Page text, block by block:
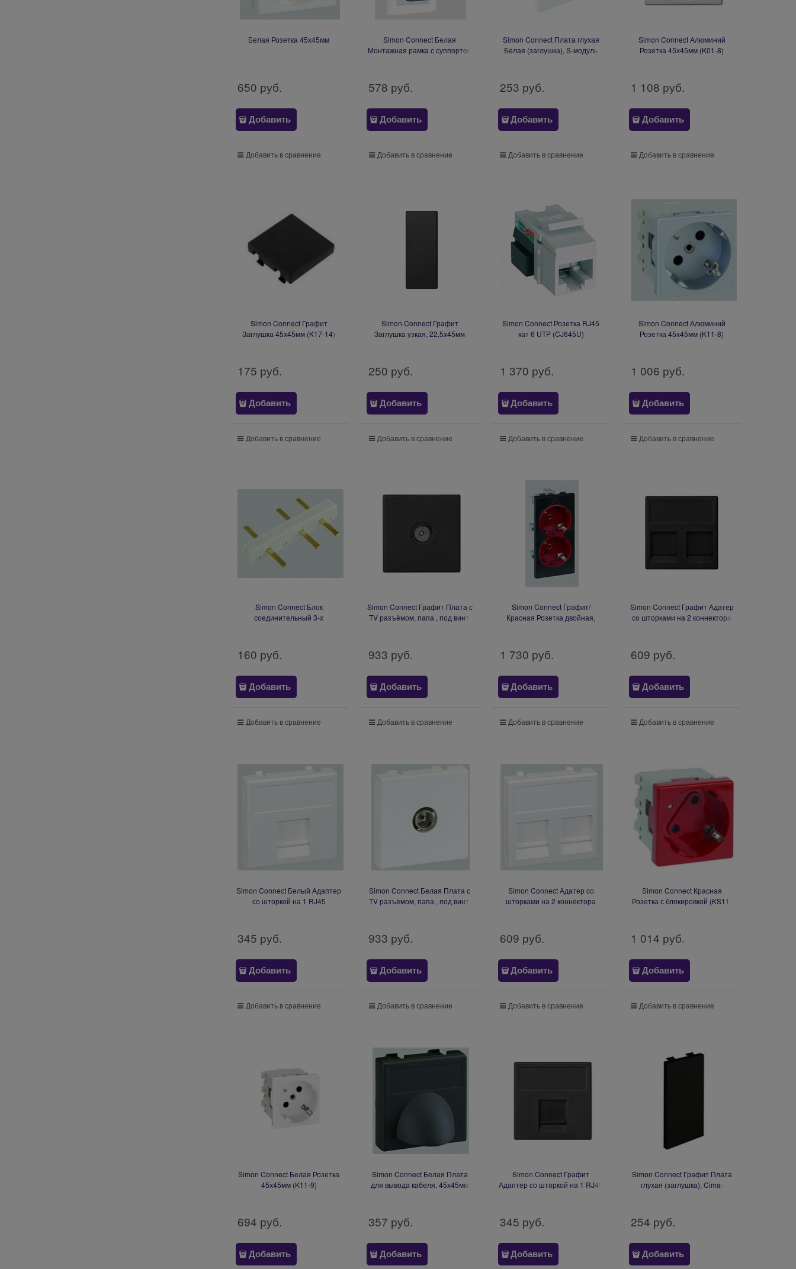
Белая Розетка 45х45мм
650 руб.
Добавить
Добавить в сравнение
Simon Connect Белая
Монтажная рамка с суппортом
578 руб.
Добавить
Добавить в сравнение
Simon Connect Плата глухая
Белая (заглушка), S-модуль
253 руб.
Добавить
Добавить в сравнение
Simon Connect Алюминий
Розетка 45х45мм (K01-8)
1 108 руб.
Добавить
Добавить в сравнение
Simon Connect Графит
Заглушка 45х45мм (K17-14)
175 руб.
Добавить
Добавить в сравнение
Simon Connect Графит
Заглушка узкая, 22,5х45мм
250 руб.
Добавить
Добавить в сравнение
Simon Connect Розетка RJ45
кат 6 UTP (CJ645U)
1 370 руб.
Добавить
Добавить в сравнение
Simon Connect Алюминий
Розетка 45х45мм (K11-8)
1 006 руб.
Добавить
Добавить в сравнение
Simon Connect Блок
соединительный 3-х
160 руб.
Добавить
Добавить в сравнение
Simon Connect Графит Плата с
TV разъёмом, папа , под винт,
933 руб.
Добавить
Добавить в сравнение
Simon Connect Графит/
Красная Розетка двойная,
1 730 руб.
Добавить
Добавить в сравнение
Simon Connect Графит Адатер
со шторками на 2 коннектора
Rex, 45х45мм (KB76-14)
609 руб.
Добавить
Добавить в сравнение
Simon Connect Белый Адаптер
со шторкой на 1 RJ45
Rex,RIT45х45мм (K76-9)
345 руб.
Добавить
Добавить в сравнение
Simon Connect Белая Плата с
TV разъёмом, папа , под винт,
933 руб.
Добавить
Добавить в сравнение
Simon Connect Адатер со
шторками на 2 коннектора
Rex, 45х45мм (KB76-9)
609 руб.
Добавить
Добавить в сравнение
Simon Connect Красная
Розетка с блокировкой (KS11-
1 014 руб.
Добавить
Добавить в сравнение
Simon Connect Белая Розетка
45х45мм (K11-9)
694 руб.
Добавить
Simon Connect Белая Плата
для вывода кабеля, 45х45мм
357 руб.
Добавить
Simon Connect Графит
Адаптер со шторкой на 1 RJ45
Rex,RIT45х45мм (K76-14)
345 руб.
Добавить
Simon Connect Графит Плата
глухая (заглушка), Cima-
254 руб.
Добавить